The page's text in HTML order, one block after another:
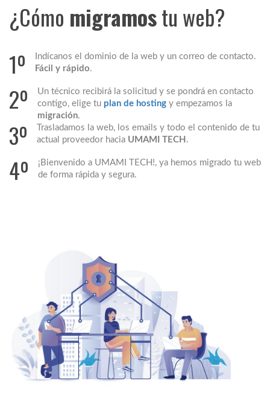
¿Cómo migramostu web?
1º
Indícanos el dominio de la web y un correo de contacto.
Fácil y rápido.
2º
Un técnico recibirá la solicitud y se pondrá en contacto
contigo, elige tu plan de hosting y empezamos la
migración.
3º
Trasladamos la web, los emails y todo el contenido de tu
actual proveedor hacia UMAMI TECH .
4º
¡Bienvenido a UMAMI TECH!, ya hemos migrado tu web
de forma rápida y segura.